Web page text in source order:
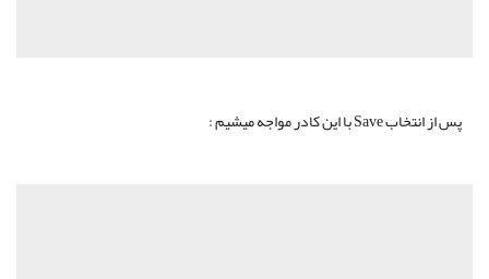
پس از انتخاب Save با این کادر مواجه میشیم :